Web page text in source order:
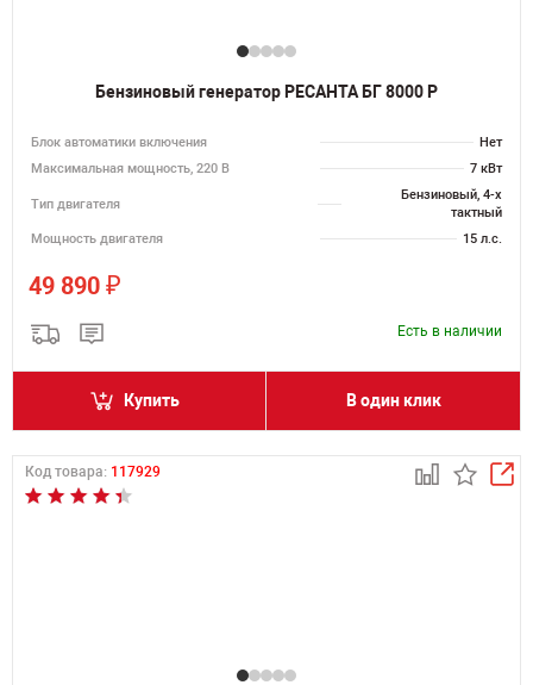
Бензиновый генератор РЕСАНТА БГ 8000 Р
Блок автоматики включения
Нет
Максимальная мощность, 220 В
7 кВт
Тип двигателя
Бензиновый, 4-х
тактный
Мощность двигателя
15 л.с.
49 890 ₽
Есть в наличии
Купить В один клик
Код товара: 117929